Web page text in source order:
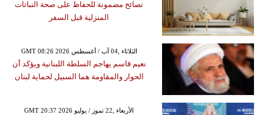
نصائح مضمونة للحفاظ على صحة النباتات
المنزلية قبل السفر
GMT 08:26 2026 الثلاثاء ,04 آب / أغسطس
نعيم قاسم يهاجم السلطة اللبنانية ويؤكد أن
الحوار والمقاومة هما السبيل لحماية لبنان
GMT 20:37 2026 الأربعاء ,22 تموز / يوليو